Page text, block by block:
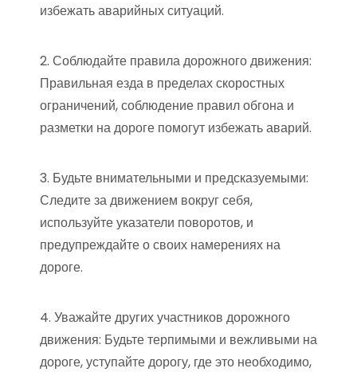
избежать аварийных ситуаций.
2. Соблюдайте правила дорожного движения:
Правильная езда в пределах скоростных
ограничений, соблюдение правил обгона и
разметки на дороге помогут избежать аварий.
3. Будьте внимательными и предсказуемыми:
Следите за движением вокруг себя,
используйте указатели поворотов, и
предупреждайте о своих намерениях на
дороге.
4. Уважайте других участников дорожного
движения: Будьте терпимыми и вежливыми на
дороге, уступайте дорогу, где это необходимо,